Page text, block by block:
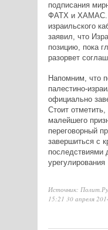
подписания
ФАТХ и ХАМАС.
израильского
заявил, что
позицию, пока
разорвет
Напомним, что
палестино-
официально
Стоит отметить,
малейшего
переговорный
завершиться с
последствиями
урегулирования
Источник: Полит.Ру
15:21 30 апреля